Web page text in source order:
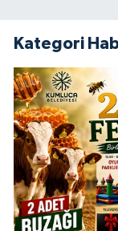
Kategori